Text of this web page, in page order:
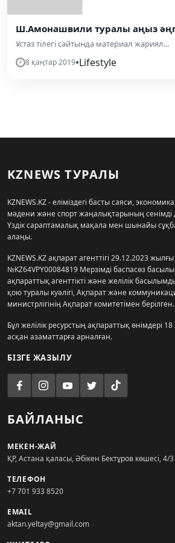
Ш.Амонашвили туралы аңыз
Ұстаз тілегі сайтында материал жариял...
8 қаңтар 2019•Lifestyle
KZNEWS ТУРАЛЫ
KZNEWS.KZ - еліміздегі басты саяси,
мәдени және спорт жаңалықтарының сенімді
Үздік сараптамалық мақала мен шынайы
алаңы.
KZNEWS.KZ ақпарат агенттігі 29.12.2023 жылғы
№KZ64VPY00084819 Мерзімді баспасөз
ақпараттық агенттікті және желілік
қою туралы куәлігі, Ақпарат және
министрлігінің Ақпарат комитетімен берілген.
Бұл желілік ресурстың ақпараттық өнімдері
асқан азаматтарға арналған.
БІЗГЕ ЖАЗЫЛУ
БАЙЛАНЫС
МЕКЕН-ЖАЙ
ҚР, Астана қаласы, Әбікен Бектұров көшесі, 4/3
ТЕЛЕФОН
+7 701 933 8520
EMAIL
aktan.yeltay@gmail.com